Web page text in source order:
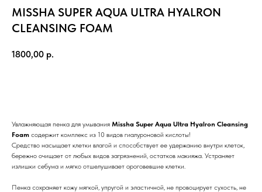
MISSHA SUPER AQUA ULTRA HYALRON
CLEANSING FOAM
1800,00 р.
Увлажняющая пенка для умывания Missha Super Aqua Ultra Hyalron Cleansing
Foam содержит комплекс из 10 видов гиалуроновой кислоты!
Средство насыщает клетки влагой и способствует ее удержанию внутри клеток,
бережно очищает от любых видов загрязнений, остатков макияжа. Устраняет
излишки себума и мягко отшелушивает ороговевшие клетки.
Пенка сохраняет кожу мягкой, упругой и эластичной, не провоцирует сухость, не